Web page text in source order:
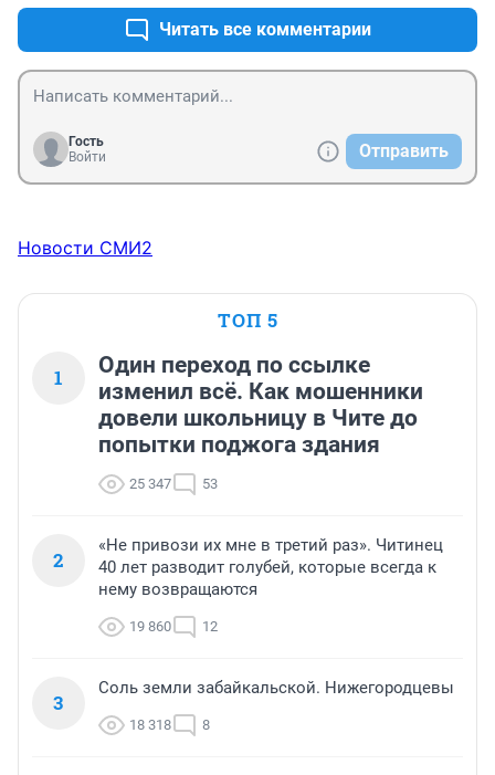
Читать все комментарии
Гость
Войти
Отправить
Новости СМИ2
ТОП 5
1
Один переход по ссылке
изменил всё. Как мошенники
довели школьницу в Чите до
попытки поджога здания
25 347 53
2
«Не привози их мне в третий раз». Читинец
40 лет разводит голубей, которые всегда к
нему возвращаются
19 860 12
3
Соль земли забайкальской. Нижегородцевы
18 318 8